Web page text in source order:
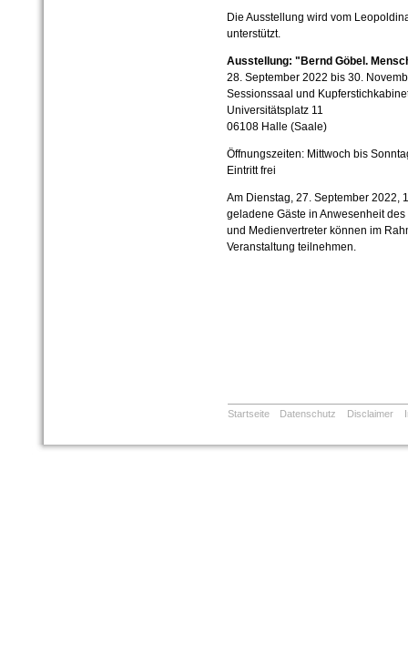
Die Ausstellung wird vom
unterstützt.
Ausstellung: "Bernd Göbel.
28. September 2022 bis 30.
Sessionssaal und
Universitätsplatz 11
06108 Halle (Saale)
Öffnungszeiten: Mittwoch bis
Eintritt frei
Am Dienstag, 27. September 2022,
geladene Gäste in Anwesenheit
und Medienvertreter können im
Veranstaltung teilnehmen.
Startseite Datenschutz Disclaimer